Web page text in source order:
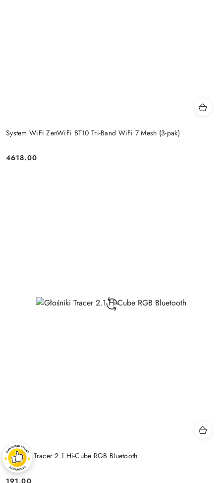
System WiFi ZenWiFi BT10 Tri-Band WiFi 7 Mesh (3-pak)
Price:
4618.00
Głośniki Tracer 2.1 Hi-Cube RGB Bluetooth
191.00